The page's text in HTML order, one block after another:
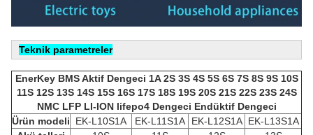
Teknik parametreler
EnerKey BMS Aktif Dengeci 1A 2S 3S 4S 5S 6S 7S 8S 9S 10S
11S 12S 13S 14S 15S 16S 17S 18S 19S 20S 21S 22S 23S 24S
NMC LFP LI-ION lifepo4 Dengeci Endüktif Dengeci
Ürün modeli
EK-L10S1A EK-L11S1A EK-L12S1A EK-L13S1A